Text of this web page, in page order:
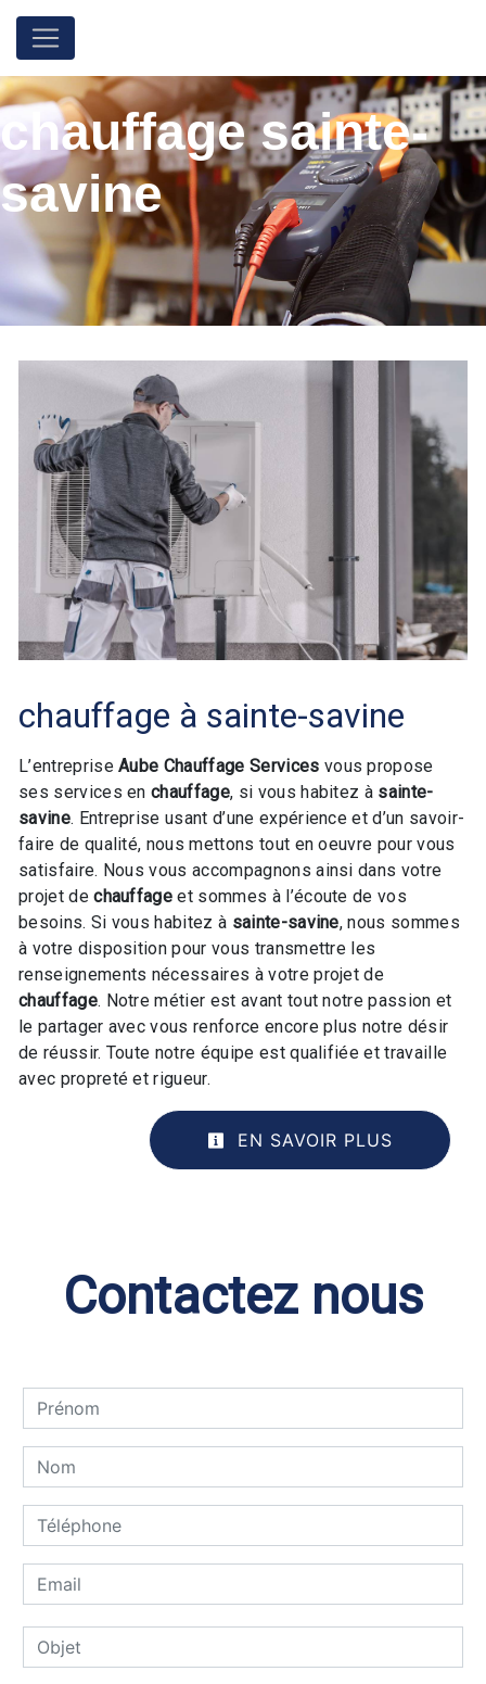
chauffage sainte-
savine
chauffage à sainte-savine
L’entrepriseAube Chauffage Services vous propose
ses services enchauffage, si vous habitez à sainte-
savine. Entreprise usant d’une expérience et d’un savoir-
faire de qualité, nous mettons tout en oeuvre pour vous
satisfaire. Nous vous accompagnons ainsi dans votre
projet dechauffage et sommes à l’écoute de vos
besoins. Si vous habitez à sainte-savine, nous sommes
à votre disposition pour vous transmettre les
renseignements nécessaires à votre projet de
chauffage. Notre métier est avant tout notre passion et
le partager avec vous renforce encore plus notre désir
de réussir. Toute notre équipe est qualifiée et travaille
avec propreté et rigueur.
EN SAVOIR PLUS
Contactez nous
Panneau de gestion des cookies